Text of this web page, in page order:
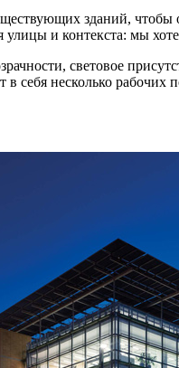
зданий,
улицы и контекста: мы
световое
себя несколько